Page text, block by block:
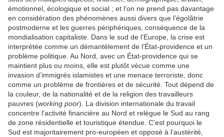
émotionnel, écologique et social ; et l’on ne prend pas davantage
en considération des phénomènes aussi divers que l’égolâtrie
postmoderne et les guerres périphériques, conséquence de la
mondialisation capitaliste. Dans le sud de l’Europe, la crise est
interprétée comme un démantèlement de l’État-providence et un
problème politique. Au Nord, avec un État-providence qui se
maintient plus ou moins, elle est plutôt vécue comme une
invasion d’immigrés islamistes et une menace terroriste, donc
comme un problème de frontières et de sécurité. Tout dépend de
la couleur, de la nationalité et de la religion des travailleurs
pauvres (working poor). La division internationale du travail
concentre l’activité financière au Nord et relègue le Sud au rang
de zone résidentielle et touristique étendue. C’est pourquoi le
Sud est majoritairement pro-européen et opposé à l’austérité,